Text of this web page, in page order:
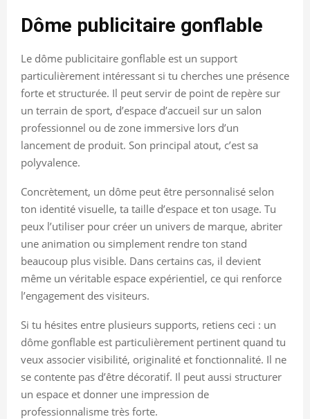
Dôme publicitaire gonflable
Le dôme publicitaire gonflable est un support
particulièrement intéressant si tu cherches une présence
forte et structurée. Il peut servir de point de repère sur
un terrain de sport, d’espace d’accueil sur un salon
professionnel ou de zone immersive lors d’un
lancement de produit. Son principal atout, c’est sa
polyvalence.
Concrètement, un dôme peut être personnalisé selon
ton identité visuelle, ta taille d’espace et ton usage. Tu
peux l’utiliser pour créer un univers de marque, abriter
une animation ou simplement rendre ton stand
beaucoup plus visible. Dans certains cas, il devient
même un véritable espace expérientiel, ce qui renforce
l’engagement des visiteurs.
Si tu hésites entre plusieurs supports, retiens ceci : un
dôme gonflable est particulièrement pertinent quand tu
veux associer visibilité, originalité et fonctionnalité. Il ne
se contente pas d’être décoratif. Il peut aussi structurer
un espace et donner une impression de
professionnalisme très forte.